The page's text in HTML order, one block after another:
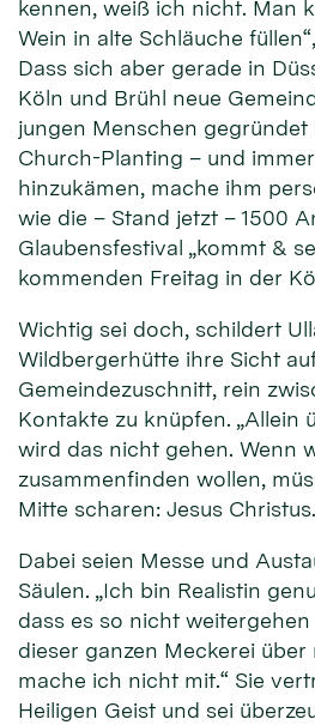
kennen, weiß ich nicht. Man
Wein in alte Schläuche
Dass sich aber gerade in
Köln und Brühl neue
jungen Menschen
Church-Planting – und
hinzukämen, mache ihm
wie die – Stand jetzt – 1500
Glaubensfestival „kommt &
kommenden Freitag in der
Wichtig sei doch, schildert
Wildbergerhütte ihre Sicht
Gemeindezuschnitt, rein
Kontakte zu knüpfen. „Allein
wird das nicht gehen. Wenn
zusammenfinden wollen,
Mitte scharen: Jesus
Dabei seien Messe und
Säulen. „Ich bin Realistin
dass es so nicht
dieser ganzen Meckerei über
mache ich nicht mit.“ Sie
Heiligen Geist und sei